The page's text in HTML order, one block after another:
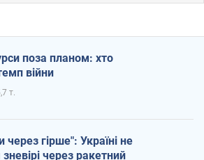
поза планом: хто
війни
т.
гірше": Україні не
через ракетний